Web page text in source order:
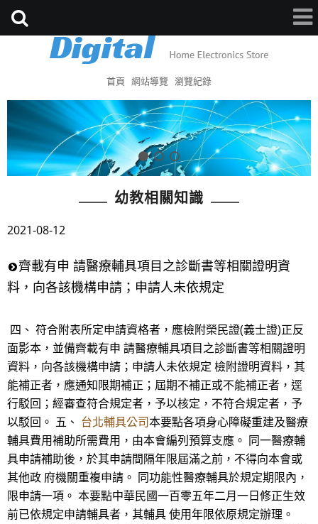
首頁 網站導覽 瀏覽紀錄
幼教相關知識
2021-08-12
齊載有申 請醫療輔具項目之診斷書等相關證明資
料，向各該機構申請；申請人未依規定
四、 符合附表所定申請資格者，應檢附榮民證(義士證)正反
面影本，並備齊載有申 請醫療輔具項目之診斷書等相關證明
資料，向各該機構申請；申請人未依規定 檢附證明資料，其
能補正者，應通知限期補正；屆期不補正或不能補正者，逕
行駁回；經審查符合規定者，予以核定，不符合規定者，予
以駁回。 五、 台北輔具公司本要點各項身心障礙重建及醫療
輔具費用補助所需費用，由本會編列預算支應。 同一醫療輔
具申請補助後，於其申請間隔年限屆滿之前，不得向本會或
其他政 府機關重複申請。 同功能性醫療輔具於規定期限內，
限申請一項。 本要點中華民國一百零五年二月一日修正生效
前已依規定申請輔具者，其輔具 使用年限依原規定辦理。